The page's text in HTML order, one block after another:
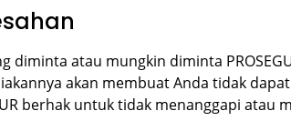
diminta atau mungkin diminta
akan membuat Anda tidak
berhak untuk tidak menanggapi